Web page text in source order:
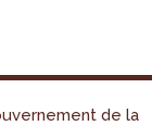
de la